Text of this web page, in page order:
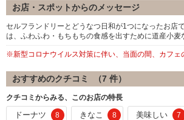
お店・スポットからのメッセージ
セルフランドリーとどうなつ日和が1つになったお店
は、ふわふわ・もちもちの食感を出すために道産小
※新型コロナウイルス対策に伴い、当面の間、カフ
おすすめのクチコミ （7 件）
クチコミからみる、このお店の特長
ドーナツ 8 きなこ 8 美味しい 7